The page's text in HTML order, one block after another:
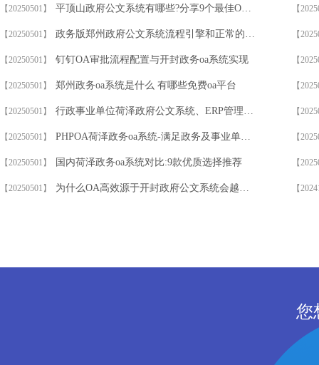
【20250501】 平顶山政府公文系统有哪些?分享9个最佳OA协同办公系统
【20250501】 政务版郑州政府公文系统流程引擎和正常的有什么不同?
【20250501】 钉钉OA审批流程配置与开封政务oa系统实现
【20250501】 郑州政务oa系统是什么 有哪些免费oa平台
【20250501】 行政事业单位荷泽政府公文系统、ERP管理系统
【20250501】 PHPOA荷泽政务oa系统-满足政务及事业单位数字化办公需求
【20250501】 国内荷泽政务oa系统对比:9款优质选择推荐
【20250501】 为什么OA高效源于开封政府公文系统会越来越被认可
【
【
【
【
【
【
【
【
您